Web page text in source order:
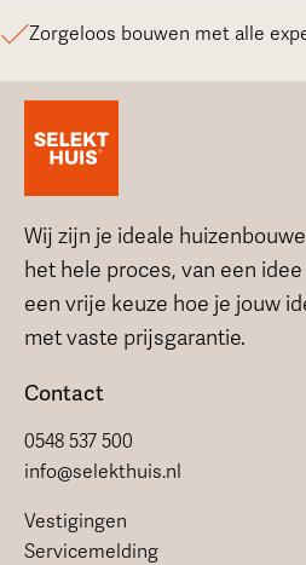
Zorgeloos bouwen met alle
Wij zijn je ideale
het hele proces, van een
een vrije keuze hoe je jouw
met vaste prijsgarantie.
Contact
0548 537 500
info@selekthuis.nl
Vestigingen
Servicemelding